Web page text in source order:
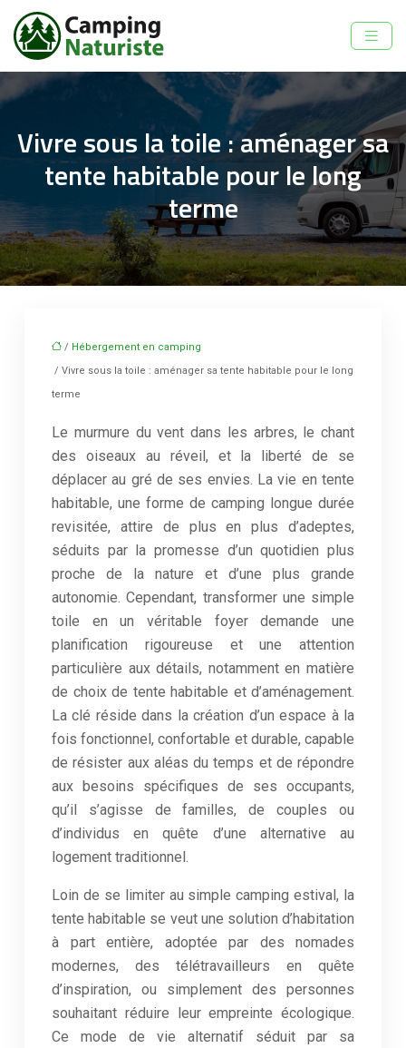
Vivre sous la toile : aménager sa
tente habitable pour le long
terme
/ Hébergement en camping
/ Vivre sous la toile : aménager sa tente habitable pour le long
terme
Le murmure du vent dans les arbres, le chant
des oiseaux au réveil, et la liberté de se
déplacer au gré de ses envies. La vie en tente
habitable, une forme de camping longue durée
revisitée, attire de plus en plus d’adeptes,
séduits par la promesse d’un quotidien plus
proche de la nature et d’une plus grande
autonomie. Cependant, transformer une simple
toile en un véritable foyer demande une
planification rigoureuse et une attention
particulière aux détails, notamment en matière
de choix de tente habitable et d’aménagement.
La clé réside dans la création d’un espace à la
fois fonctionnel, confortable et durable, capable
de résister aux aléas du temps et de répondre
aux besoins spécifiques de ses occupants,
qu’il s’agisse de familles, de couples ou
d’individus en quête d’une alternative au
logement traditionnel.
Loin de se limiter au simple camping estival, la
tente habitable se veut une solution d’habitation
à part entière, adoptée par des nomades
modernes, des télétravailleurs en quête
d’inspiration, ou simplement des personnes
souhaitant réduire leur empreinte écologique.
Ce mode de vie alternatif séduit par sa